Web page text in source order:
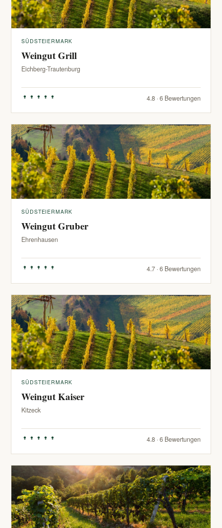
SÜDSTEIERMARK
Weingut Grill
Eichberg-Trautenburg
4.8 · 6 Bewertungen
SÜDSTEIERMARK
Weingut Gruber
Ehrenhausen
4.7 · 6 Bewertungen
SÜDSTEIERMARK
Weingut Kaiser
Kitzeck
4.8 · 6 Bewertungen